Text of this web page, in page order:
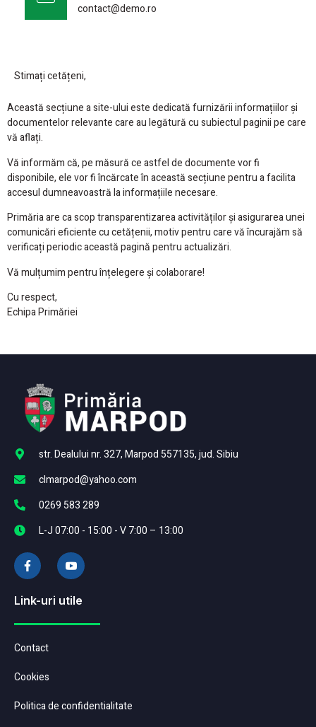
contact@demo.ro
Stimați cetățeni,
Această secțiune a site-ului este dedicată furnizării informațiilor și
documentelor relevante care au legătură cu subiectul paginii pe care
vă aflați.
Vă informăm că, pe măsură ce astfel de documente vor fi
disponibile, ele vor fi încărcate în această secțiune pentru a facilita
accesul dumneavoastră la informațiile necesare.
Primăria are ca scop transparentizarea activităților și asigurarea unei
comunicări eficiente cu cetățenii, motiv pentru care vă încurajăm să
verificați periodic această pagină pentru actualizări.
Vă mulțumim pentru înțelegere și colaborare!
Cu respect,
Echipa Primăriei
str. Dealului nr. 327, Marpod 557135, jud. Sibiu
clmarpod@yahoo.com
0269 583 289
L-J 07:00 - 15:00 - V 7:00 – 13:00
Link-uri utile
Contact
Cookies
Politica de confidentialitate